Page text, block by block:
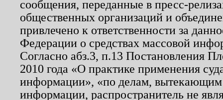
сообщения, переданные в пресс-
общественных организаций и
привлечено к ответственности за
Федерации о средствах массовой
Согласно абз.3, п.13 Постановления
2010 года «О практике применения
информации», «по делам, вытекающим
информации, распространитель не